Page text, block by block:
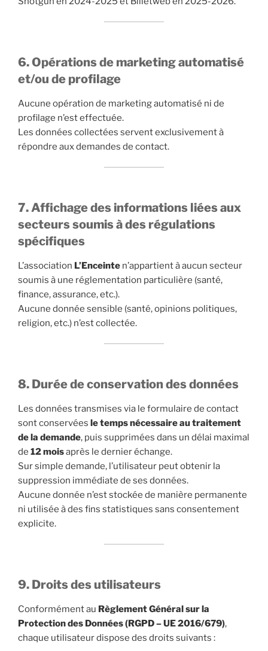
6. Opérations de marketing automatisé
et/ou de profilage
Aucune opération de marketing automatisé ni de
profilage n’est effectuée.
Les données collectées servent exclusivement à
répondre aux demandes de contact.
7. Affichage des informations liées aux
secteurs soumis à des régulations
spécifiques
L’association L’Enceinte n’appartient à aucun secteur
soumis à une réglementation particulière (santé,
finance, assurance, etc.).
Aucune donnée sensible (santé, opinions politiques,
religion, etc.) n’est collectée.
8. Durée de conservation des données
Les données transmises via le formulaire de contact
sont conservées le temps nécessaire au traitement
de la demande, puis supprimées dans un délai maximal
de 12 moisaprès le dernier échange.
Sur simple demande, l’utilisateur peut obtenir la
suppression immédiate de ses données.
Aucune donnée n’est stockée de manière permanente
ni utilisée à des fins statistiques sans consentement
explicite.
9. Droits des utilisateurs
Conformément au Règlement Général sur la
Protection des Données (RGPD – UE 2016/679),
chaque utilisateur dispose des droits suivants :